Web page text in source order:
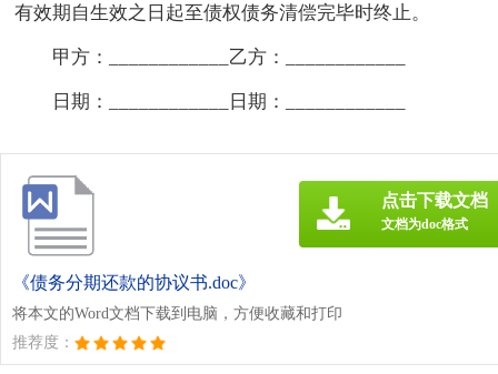
有效期自生效之日起至债权债务清偿完毕时终止。
甲方：____________乙方：____________
日期：____________日期：____________
《债务分期还款的协议书.doc》
将本文的Word文档下载到电脑，方便收藏和打印
推荐度：
点击下载文档
文档为doc格式